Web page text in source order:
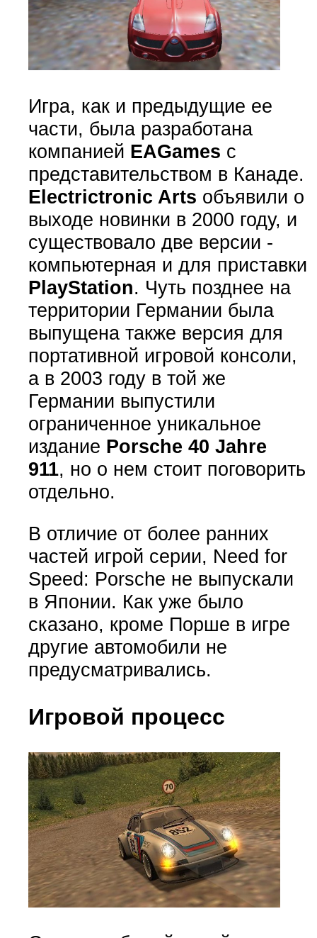
Игра, как и предыдущие ее
части, была разработана
компанией EAGames с
представительством в Канаде.
Electrictronic Arts объявили о
выходе новинки в 2000 году, и
существовало две версии -
компьютерная и для приставки
PlayStation. Чуть позднее на
территории Германии была
выпущена также версия для
портативной игровой консоли,
а в 2003 году в той же
Германии выпустили
ограниченное уникальное
издание Porsche 40 Jahre
911, но о нем стоит поговорить
отдельно.
В отличие от более ранних
частей игрой серии, Need for
Speed: Porsche не выпускали
в Японии. Как уже было
сказано, кроме Порше в игре
другие автомобили не
предусматривались.
Игровой процесс